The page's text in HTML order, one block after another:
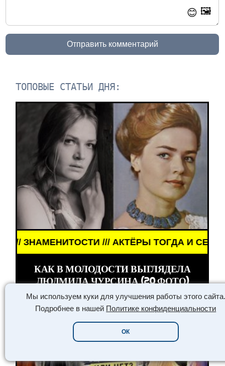
Мы используем куки для улучшения работы этого сайта.
Подробнее в нашей Политике конфиденциальности
ОК
😊 🖼️
Отправить комментарий
ТОПОВЫЕ СТАТЬИ ДНЯ:
/// АКТЁРЫ ТОГДА И СЕЙЧАС ///
КАК В МОЛОДОСТИ ВЫГЛЯДЕЛА
ЛЮДМИЛА ЧУРСИНА (20 ФОТО)